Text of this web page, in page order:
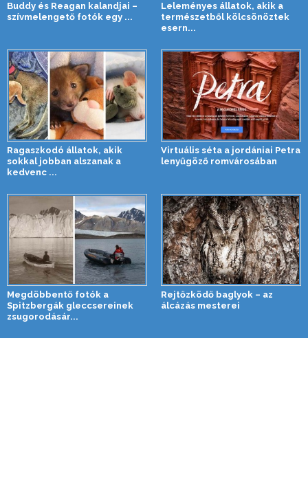
Buddy és Reagan kalandjai –
szívmelengető fotók egy ...
Leleményes állatok, akik a
természetből kölcsönöztek
esern...
Ragaszkodó állatok, akik
sokkal jobban alszanak a
kedvenc ...
Virtuális séta a jordániai Petra
lenyűgöző romvárosában
Megdöbbentő fotók a
Spitzbergák gleccsereinek
zsugorodásár...
Rejtőzködő baglyok – az
álcázás mesterei